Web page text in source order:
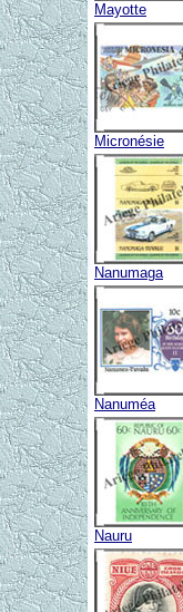
Mayotte
Micronésie
Nanumaga
Nanuméa
Nauru